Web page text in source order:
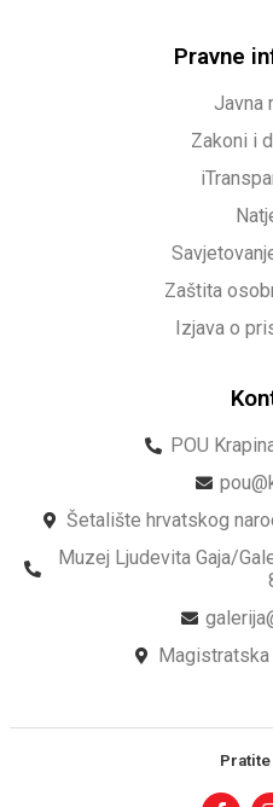
Pravne
Javna
Zakoni i
Zaštita
Izjava o
POU
Šetalište hrvatskog
Muzej Ljudevita Gaja/
Magistratska
Pratite